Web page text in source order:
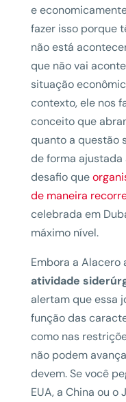
e
fazer isso porque
não está
que não vai
situação
contexto, ele nos
conceito que
quanto a questão
de forma
desafio que
de maneira
celebrada em
máximo nível.
Embora a Alacero
atividade
alertam que essa
função das
como nas
não podem
devem. Se você
EUA, a China ou